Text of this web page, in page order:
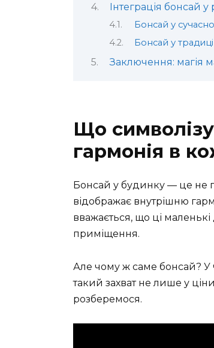
Інтеграція бонсай у
Бонсай у
Бонсай у
Заключення: магія
Що
гармонія в
Бонсай у будинку — це не
відображає внутрішню
вважається, що ці
приміщення.
Але чому ж саме бонсай? У
такий захват не лише у
розберемося.